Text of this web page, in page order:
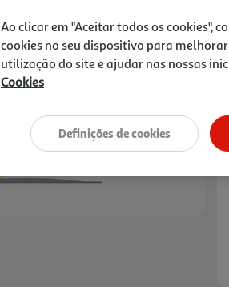
Ao clicar em "Aceitar todos os cookies",
cookies no seu dispositivo para
utilização do site e ajudar nas nossas
Cookies
Definições de cookies